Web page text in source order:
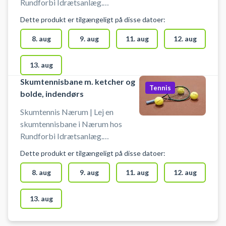
Rundforbi Idrætsanlæg.
der spilles på baner, hvor der også
spilles badminton og pickleball.
Book nemt din skumtennisbane og
spil skumtennis i Nærum. Booking
af skumtennis banen er uden bat
og bolde. Gratis parkering ved
skumtennisbanerne i Nærum på
Egebækvej 118, 2850 Nærum -
nær Skodsborg, Søllerød, Trørød
og Gammel Holte.
Dette produkt er tilgængeligt på disse datoer:
8. aug 9. aug 11. aug 12. aug
13. aug
Skumtennisbane m. ketcher og
bolde, indendørs
Skumtennis Nærum | Lej en
skumtennisbane i Nærum hos
Rundforbi Idrætsanlæg.
der spilles på baner, hvor der også
spilles badminton og pickleball.
Book nemt din skumtennisbane og
spil skumtennis i Nærum. Booking
af skumtennis banen er inklusiv
ketchere og bolde. Gratis
Tennis
Dette produkt er tilgængeligt på disse datoer:
8. aug 9. aug 11. aug 12. aug
13. aug